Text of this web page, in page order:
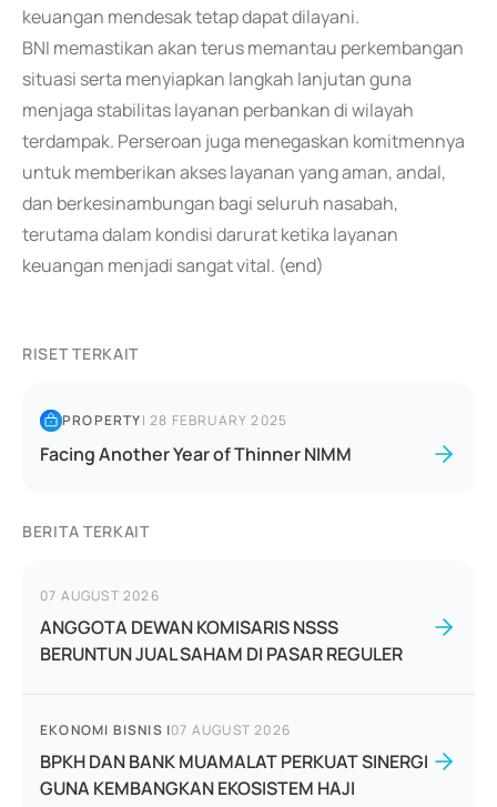
keuangan mendesak tetap dapat dilayani.
BNI memastikan akan terus memantau perkembangan
situasi serta menyiapkan langkah lanjutan guna
menjaga stabilitas layanan perbankan di wilayah
terdampak. Perseroan juga menegaskan komitmennya
untuk memberikan akses layanan yang aman, andal,
dan berkesinambungan bagi seluruh nasabah,
terutama dalam kondisi darurat ketika layanan
keuangan menjadi sangat vital. (end)
RISET TERKAIT
PROPERTY|28 FEBRUARY 2025
Facing Another Year of Thinner NIMM
BERITA TERKAIT
07 AUGUST 2026
ANGGOTA DEWAN KOMISARIS NSSS
BERUNTUN JUAL SAHAM DI PASAR REGULER
EKONOMI BISNIS |07 AUGUST 2026
BPKH DAN BANK MUAMALAT PERKUAT SINERGI
GUNA KEMBANGKAN EKOSISTEM HAJI